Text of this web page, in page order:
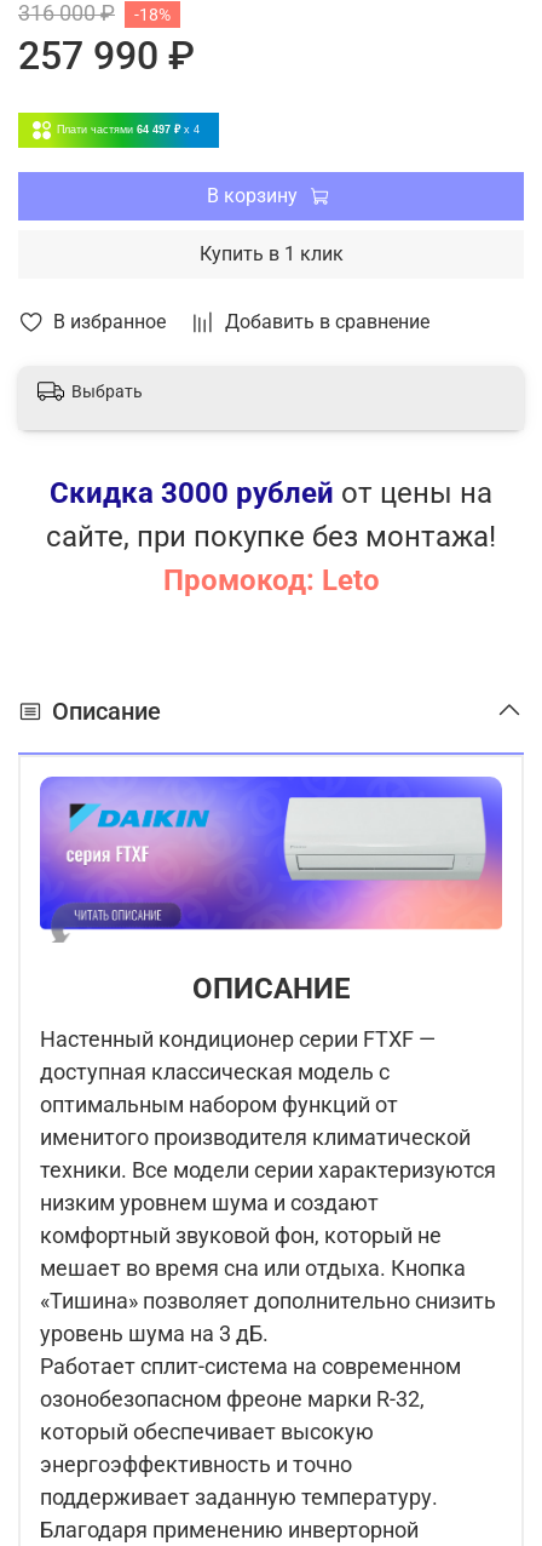
В избранное Добавить в сравнение
316 000 ₽
257 990 ₽
-18%
Плати частями 64 497 ₽ x 4
В корзину
Купить в 1 клик
Выбрать
Скидка 3000 рублей от цены на
сайте, при покупке без монтажа!
Промокод: Leto
Описание
ОПИСАНИЕ
Настенный кондиционер серии FTXF —
доступная классическая модель с
оптимальным набором функций от
именитого производителя климатической
техники. Все модели серии характеризуются
низким уровнем шума и создают
комфортный звуковой фон, который не
мешает во время сна или отдыха. Кнопка
«Тишина» позволяет дополнительно снизить
уровень шума на 3 дБ.
Работает сплит-система на современном
озонобезопасном фреоне марки R-32,
который обеспечивает высокую
энергоэффективность и точно
поддерживает заданную температуру.
Благодаря применению инверторной